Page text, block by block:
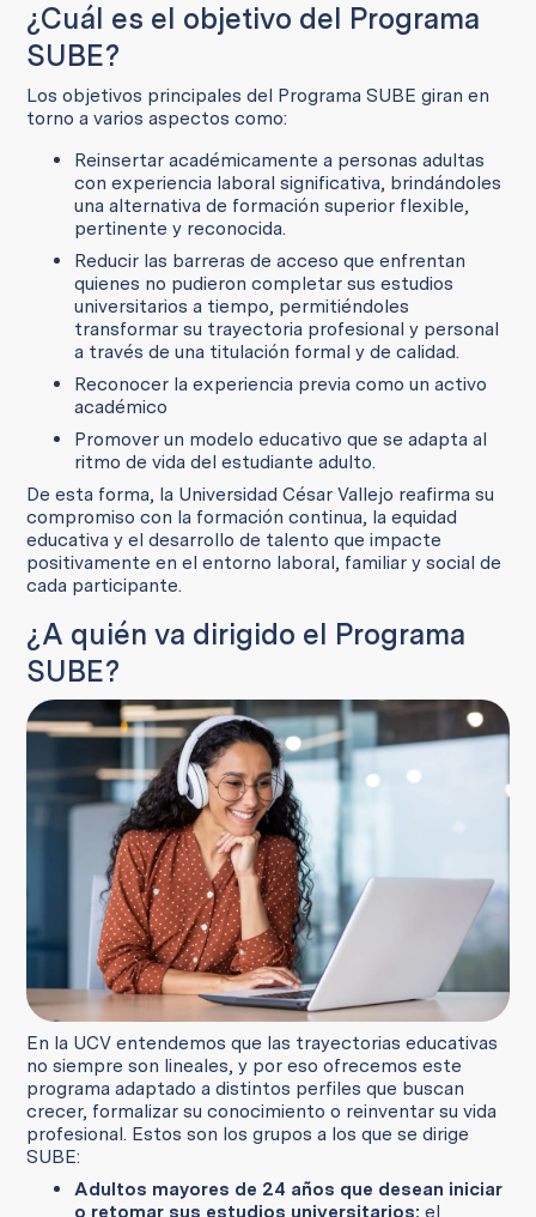
¿Cuál es el objetivo del Programa
SUBE?
Los objetivos principales del Programa SUBE giran en
torno a varios aspectos como:
Reinsertar académicamente a personas adultas
con experiencia laboral significativa, brindándoles
una alternativa de formación superior flexible,
pertinente y reconocida.
Reducir las barreras de acceso que enfrentan
quienes no pudieron completar sus estudios
universitarios a tiempo, permitiéndoles
transformar su trayectoria profesional y personal
a través de una titulación formal y de calidad.
Reconocer la experiencia previa como un activo
académico
Promover un modelo educativo que se adapta al
ritmo de vida del estudiante adulto.
De esta forma, la Universidad César Vallejo reafirma su
compromiso con la formación continua, la equidad
educativa y el desarrollo de talento que impacte
positivamente en el entorno laboral, familiar y social de
cada participante.
¿A quién va dirigido el Programa
SUBE?
En la UCV entendemos que las trayectorias educativas
no siempre son lineales, y por eso ofrecemos este
programa adaptado a distintos perfiles que buscan
crecer, formalizar su conocimiento o reinventar su vida
profesional. Estos son los grupos a los que se dirige
SUBE:
Adultos mayores de 24 años que desean iniciar
o retomar sus estudios universitarios: el